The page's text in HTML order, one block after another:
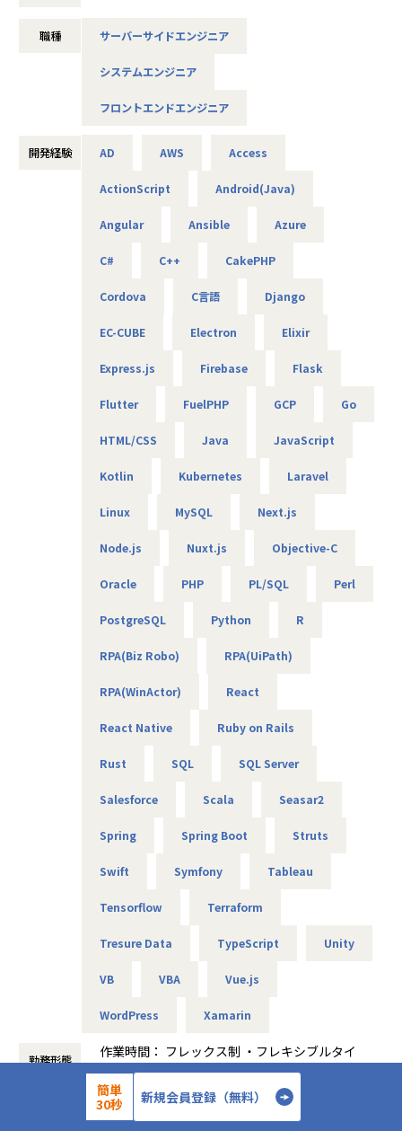
おります！（現在6～7割程度がリモート）
存在するので忙しい時期もございますが、残
長期的に働ける環境がございます。男女とも
活躍しています。離職率10％以下と、エンジ
自社グループ企業向けのWeb・オープン系をメインとした各
て、要件定義、設計、見積もりなどの上流工程から、開発業
場合によってはインフラの構築や言語の選定までお任せでき
現在、PMが請け負っている案件を一緒に開発していただき
※今後は複数人のチームとなる予定です
希望次第でさまざまなキャリアを描けることも当社の強みで
まずは開発ポジションからご活躍いただくつもりですが、エ
ンジニアとして技術を追求してスペシャリストやリーダー、
もにワンランク上を目指せる、やりがいのある環境がそろっ
全員に指標は開示しているため、いつもで確認できる環境で
メンバー、サブリーダー、リーダー、シニアリーダー
グループ企業からWEBシステム案件の依頼が多くなりつつあ
弊社としても本格的な案件化をするための増員での募集とな
グループ企業がクライアントのためコミュニケーションがと
魅力点となります。
弊社はワールドHDの1社になりクライアントはワールドHD
https://world-hd.co.jp/corporate/group/
★社員の働きやすさをとことん追求！★
◎フレックス制あり
◎年間休日125日＋平均有給取得日数18.5日
【業務の変更の範囲】
職種 サーバーサイドエンジニア
システムエンジニア
フロントエンドエンジニア
開発経験 AD AWS Access
ActionScript Android(Java)
Angular Ansible Azure
C# C++ CakePHP
Cordova C言語 Django
EC-CUBE Electron Elixir
Express.js Firebase Flask
Flutter FuelPHP GCP Go
HTML/CSS Java JavaScript
Kotlin Kubernetes Laravel
Linux MySQL Next.js
Node.js Nuxt.js Objective-C
Oracle PHP PL/SQL Perl
PostgreSQL Python R
RPA(Biz Robo) RPA(UiPath)
RPA(WinActor) React
React Native Ruby on Rails
Rust SQL SQL Server
Salesforce Scala Seasar2
Spring Spring Boot Struts
Swift Symfony Tableau
Tensorflow Terraform
Tresure Data TypeScript Unity
VB VBA Vue.js
WordPress Xamarin
勤務形態
作業時間： フレックス制 ・フレキシブルタイ
ム(始業)9時00分～10時0 (終業)16時00分～
19時00分 ・コアタイム 10時00分～16時00
分 ・標準労働時間 8時00分 休憩時間 60
分
37年
簡単
30秒
新規会員登録（無料）